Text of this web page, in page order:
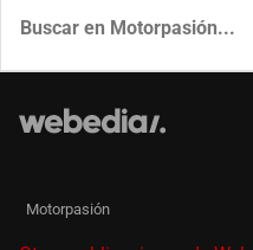
Motorpasión